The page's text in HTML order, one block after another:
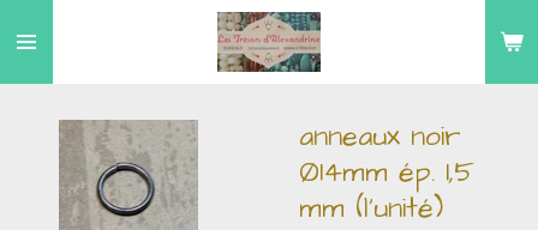
au
anneaux noir
Ø14mm ép. 1,5
mm (l'unité)